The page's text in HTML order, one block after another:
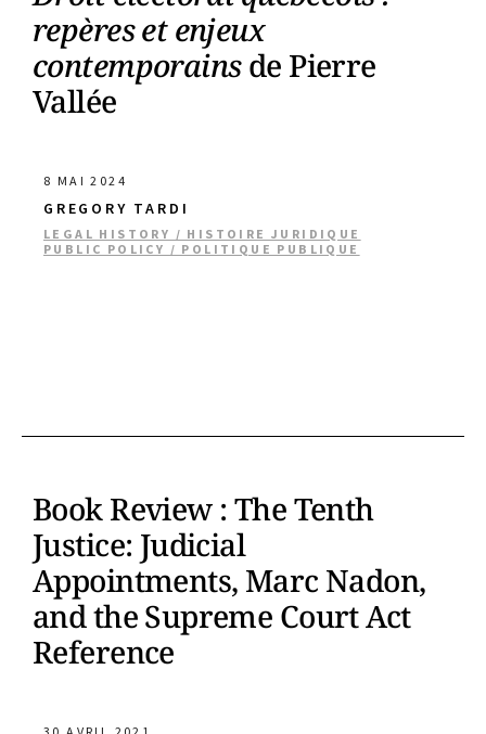
repères et enjeux
contemporainsde Pierre
Vallée
8 MAI 2024
GREGORY TARDI
LEGAL HISTORY / HISTOIRE JURIDIQUE
PUBLIC POLICY / POLITIQUE PUBLIQUE
Book Review : The Tenth
Justice: Judicial
Appointments, Marc Nadon,
and the Supreme Court Act
Reference